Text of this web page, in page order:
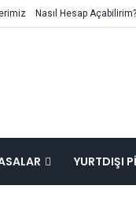
Nasıl Hesap Açabilirim?
YURTDIŞI